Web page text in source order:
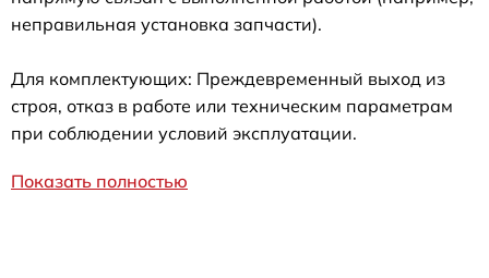
неправильная установка запчасти).
Для комплектующих: Преждевременный выход из
строя, отказ в работе или техническим параметрам
при соблюдении условий эксплуатации.
Показать полностью